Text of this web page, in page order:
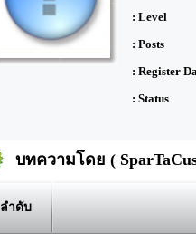
: Level
: Posts
: Register
: Status
บทความโดย (
ลำดับ